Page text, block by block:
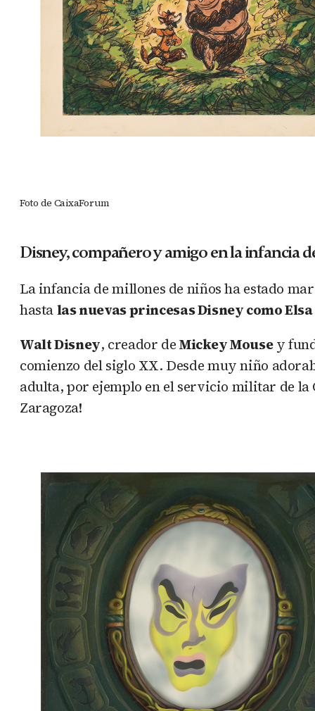
Foto de CaixaForum
Disney, compañero y amigo en la infancia
La infancia de millones de niños ha estado
hastalas nuevas princesas Disney como
Walt Disney, creador deMickey Mousey
comienzo del siglo XX. Desde muy niño
adulta, por ejemplo en el servicio militar de la
Zaragoza!